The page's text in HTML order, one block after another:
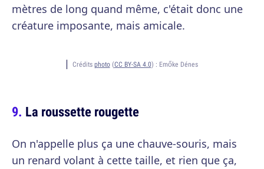
mètres de long quand même, c'était donc une
créature imposante, mais amicale.
Crédits photo(CC BY-SA 4.0) : Emőke Dénes
La roussette rougette
On n'appelle plus ça une chauve-souris, mais
un renard volant à cette taille, et rien que ça,